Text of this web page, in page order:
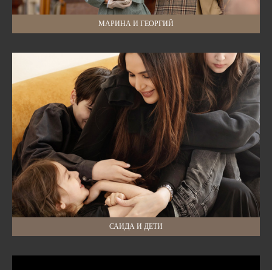
МАРИНА И ГЕОРГИЙ
САИДА И ДЕТИ